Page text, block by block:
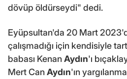
dövüp öldürseydi" dedi.
Eyüpsultan'da 20 Mart
çalışmadığı için kendisiyle
babası KenanAydın'ı
Mert CanAydın'ın